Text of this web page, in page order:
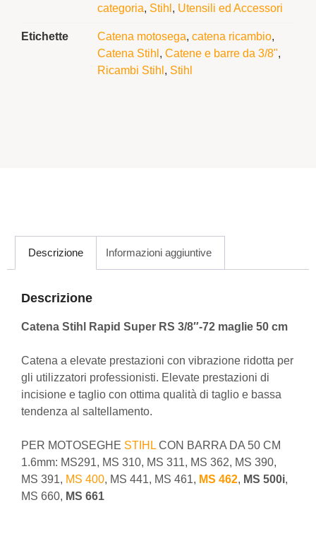
categoria, Stihl , Utensili ed Accessori
Etichette Catena motosega, catena ricambio,
Catena Stihl , Catene e barre da 3/8",
Ricambi Stihl , Stihl
Descrizione Informazioni aggiuntive
Descrizione
Catena Stihl Rapid Super RS 3/8″-72 maglie 50 cm
Catena a elevate prestazioni con vibrazione ridotta per
gli utilizzatori professionisti. Elevate prestazioni di
incisione e taglio con ottima qualità di taglio e bassa
tendenza al saltellamento.
PER MOTOSEGHE STIHL CON BARRA DA 50 CM
1.6mm: MS291, MS 310, MS 311, MS 362, MS 390,
MS 391, MS 400, MS 441, MS 461, MS 462, MS 500i,
MS 660, MS 661